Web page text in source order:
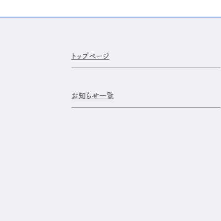
トップページ
お知らせ一覧